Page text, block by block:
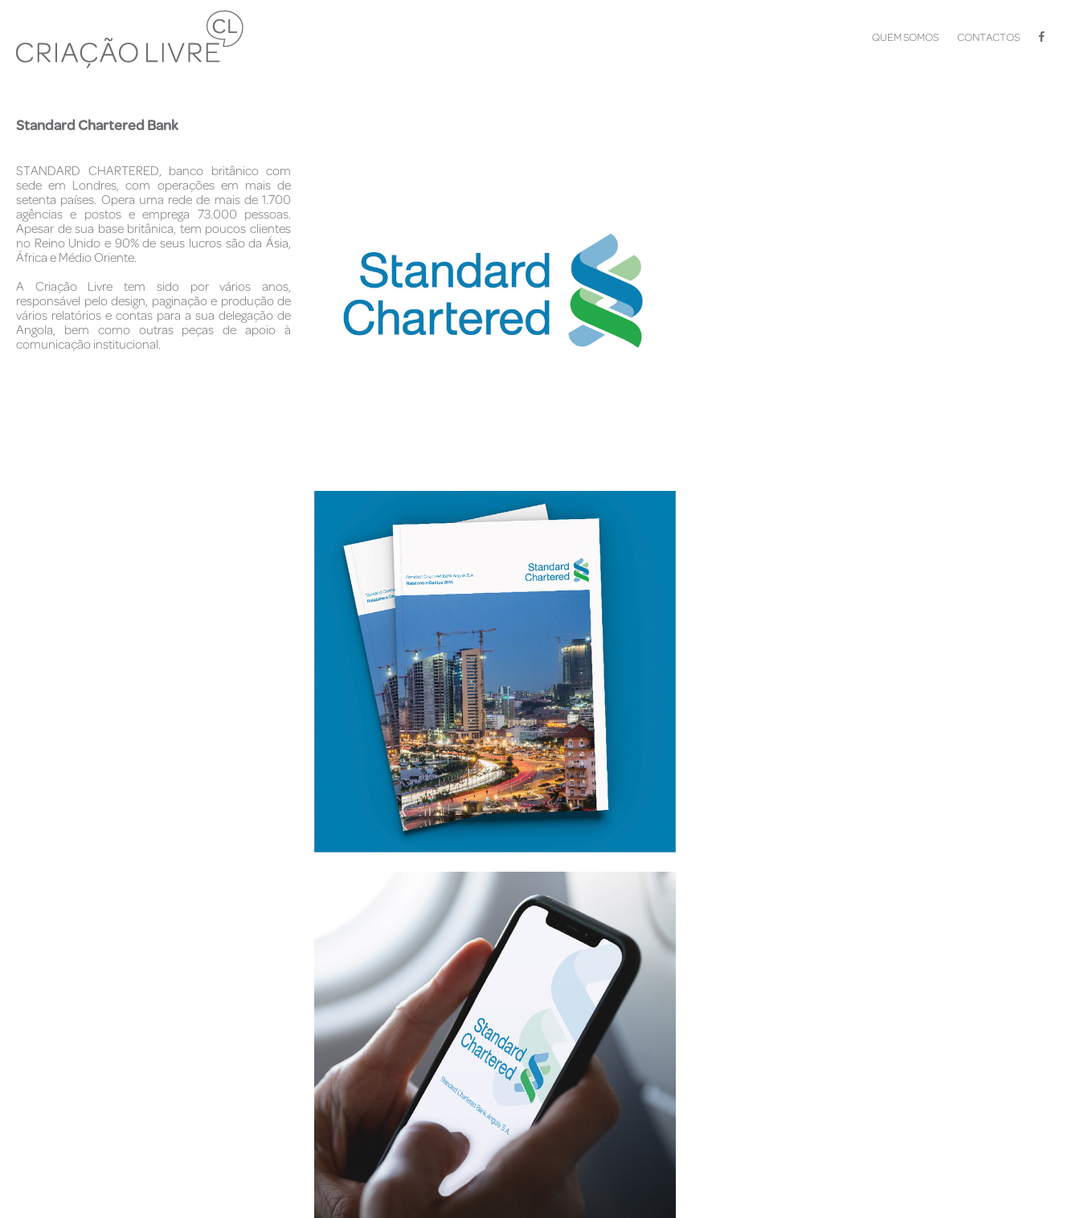
QUEM SOMOS CONTACTOS
Standard Chartered Bank
STANDARD CHARTERED, banco britânico com
sede em Londres, com operações em mais de
setenta países. Opera uma rede de mais de 1.700
agências e postos e emprega 73.000 pessoas.
Apesar de sua base britânica, tem poucos clientes
no Reino Unido e 90% de seus lucros são da Ásia,
África e Médio Oriente.
A Criação Livre tem sido por vários anos,
responsável pelo design, paginação e produção de
vários relatórios e contas para a sua delegação de
Angola, bem como outras peças de apoio à
comunicação institucional.